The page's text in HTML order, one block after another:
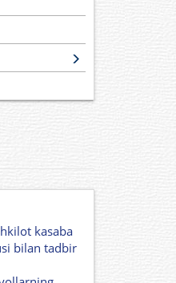
kasaba
bilan tadbir